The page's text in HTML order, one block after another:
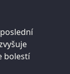
bolestí